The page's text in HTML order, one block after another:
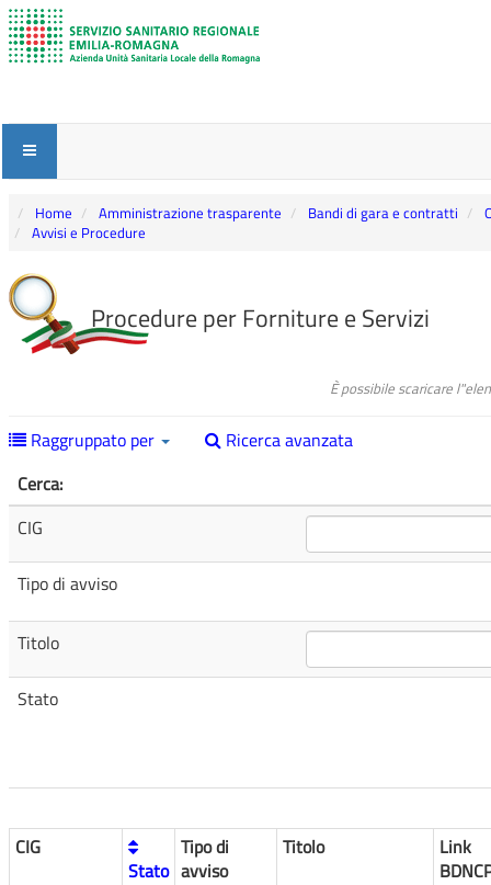
Home Amministrazione trasparente Bandi di gara e contratti
Avvisi e Procedure
Procedure per Forniture e Servizi
È possibile scaricare
Raggruppato per
Ricerca avanzata
Cerca:
CIG
Tipo di avviso
Titolo
Stato
CIG
Stato
Tipo di
avviso
Titolo
Link